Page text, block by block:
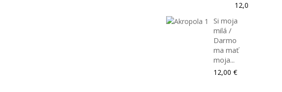
12,00 €
Si moja
milá /
Darmo
ma mať
moja...
12,00 €